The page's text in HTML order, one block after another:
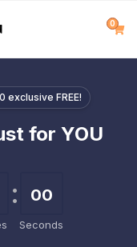
0
FREE!
for YOU
00
Seconds